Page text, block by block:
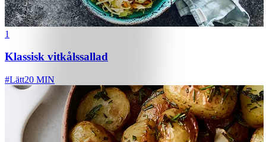
1
Klassisk vitkålssallad
#Lätt20 MIN